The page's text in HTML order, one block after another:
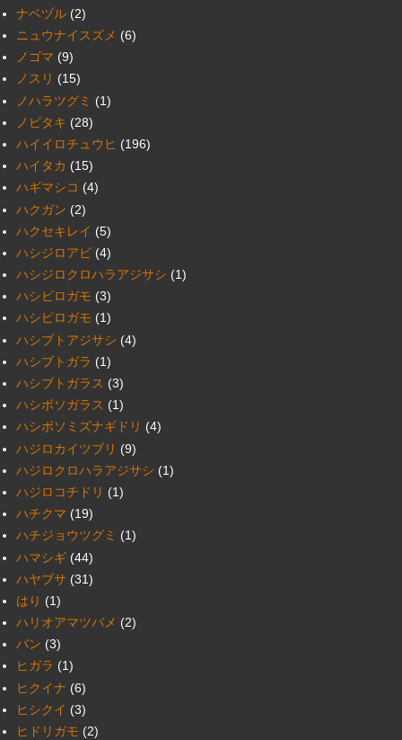
ナベヅル (2)
ニュウナイスズメ (6)
ノゴマ (9)
ノスリ (15)
ノハラツグミ (1)
ノビタキ (28)
ハイイロチュウヒ (196)
ハイタカ (15)
ハギマシコ (4)
ハクガン (2)
ハクセキレイ (5)
ハシジロアビ (4)
ハシジロクロハラアジサシ (1)
ハシビロガモ (3)
ハシピロガモ (1)
ハシブトアジサシ (4)
ハシブトガラ (1)
ハシブトガラス (3)
ハシボソガラス (1)
ハシボソミズナギドリ (4)
ハジロカイツブリ (9)
ハジロクロハラアジサシ (1)
ハジロコチドリ (1)
ハチクマ (19)
ハチジョウツグミ (1)
ハマシギ (44)
ハヤブサ (31)
はり (1)
ハリオアマツバメ (2)
バン (3)
ヒガラ (1)
ヒクイナ (6)
ヒシクイ (3)
ヒドリガモ (2)